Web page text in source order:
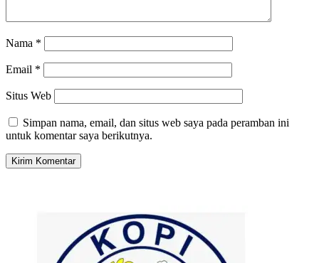
Nama *
Email *
Situs Web
Simpan nama, email, dan situs web saya pada peramban ini
untuk komentar saya berikutnya.